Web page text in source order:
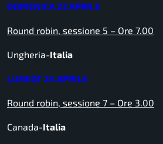
DOMENICA 23 APRILE
Round robin, sessione 5 – Ore 7.00
Ungheria-Italia
LUNEDI’ 24 APRILE
Round robin, sessione 7 – Ore 3.00
Canada-Italia